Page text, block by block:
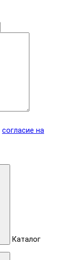
согласие на
Каталог